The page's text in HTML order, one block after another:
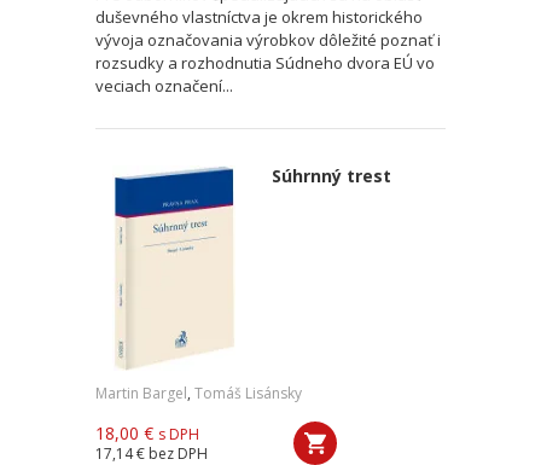
duševného vlastníctva je okrem historického
vývoja označovania výrobkov dôležité poznať i
rozsudky a rozhodnutia Súdneho dvora EÚ vo
veciach označení...
Súhrnný trest
Martin Bargel, Tomáš Lisánsky
18,00 € s DPH
17,14 € bez DPH